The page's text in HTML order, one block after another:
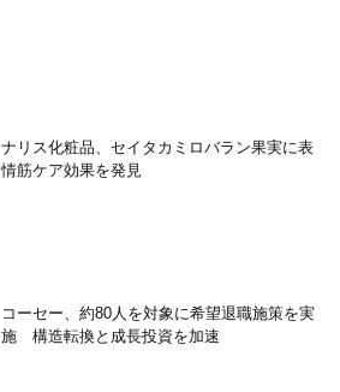
ナリス化粧品、セイタカミロバラン果実に表
情筋ケア効果を発見
コーセー、約80人を対象に希望退職施策を実
施 構造転換と成長投資を加速